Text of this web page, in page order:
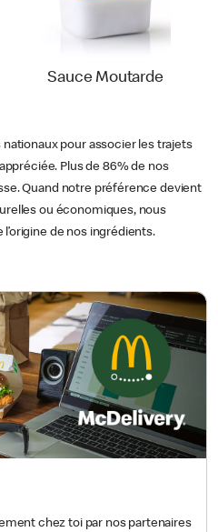
Sauce Moutarde
pour associer les trajets
Plus de 86% de nos
Quand notre préférence devient
ou économiques, nous
de nos ingrédients.
chez toi par nos partenaires